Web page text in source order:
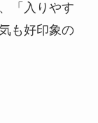
「入りやす
も好印象の